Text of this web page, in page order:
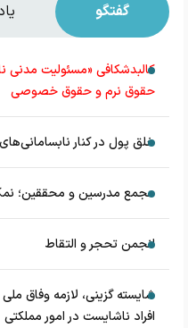
گفتگو
کالبدشکافی «مسئولیت
حقوق نرم و حقوق خصوصی
خلق پول در کنار
مجمع مدرسین و محققین؛
انجمن تحجر و التقاط
شایسته گزینی، لازمه وفاق
افراد ناشایست در امور مملکتی